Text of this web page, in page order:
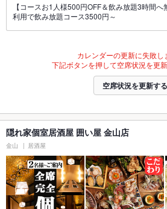
【コースお1人様500円OFF＆飲み放題3時間
利用で飲み放題コース3500円～
カレンダーの更新に失敗し
下記ボタンを押して空席状況を更新
空席状況を更新する
隠れ家個室居酒屋 囲い屋 金山店
金山 居酒屋